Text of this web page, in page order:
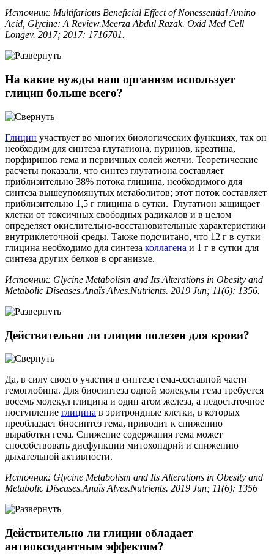
Источник: Multifarious Beneficial Effect of Nonessential Amino
Acid, Glycine: A Review.Meerza Abdul Razak. Oxid Med Cell
Longev. 2017; 2017: 1716701.
На какие нужды наш организм использует
глицин больше всего?
Глицин участвует во многих биологических функциях, так он
необходим для синтеза глутатиона, пуринов, креатина,
порфиринов гема и первичных солей желчи. Теоретические
расчеты показали, что синтез глутатиона составляет
приблизительно 38% потока глицина, необходимого для
синтеза вышеупомянутых метаболитов; этот поток составляет
приблизительно 1,5 г глицина в сутки. Глутатион защищает
клетки от токсичных свободных радикалов и в целом
определяет окислительно-восстановительные характеристики
внутриклеточной среды. Также подсчитано, что 12 г в сутки
глицина необходимо для синтеза коллагена и 1 г в сутки для
синтеза других белков в организме.
Источник: Glycine Metabolism and Its Alterations in Obesity and
Metabolic Diseases.Anaïs Alves.Nutrients. 2019 Jun; 11(6): 1356.
Действительно ли глицин полезен для крови?
Да, в силу своего участия в синтезе гема-составной части
гемоглобина. Для биосинтеза одной молекулы гема требуется
восемь молекул глицина и один атом железа, а недостаточное
поступление глицина в эритроидные клетки, в которых
преобладает биосинтез гема, приводит к снижению
выработки гема. Снижение содержания гема может
способствовать дисфункции митохондрий и снижению
дыхательной активности.
Источник: Glycine Metabolism and Its Alterations in Obesity and
Metabolic Diseases.Anaïs Alves.Nutrients. 2019 Jun; 11(6): 1356
Действительно ли глицин обладает
антиоксидантным эффектом?